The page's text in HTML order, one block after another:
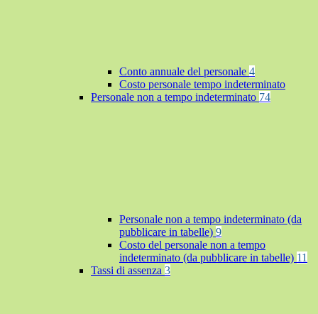
Conto annuale del personale 4
Costo personale tempo indeterminato
Personale non a tempo indeterminato 74
Personale non a tempo indeterminato (da
pubblicare in tabelle) 9
Costo del personale non a tempo
indeterminato (da pubblicare in tabelle) 11
Tassi di assenza 3